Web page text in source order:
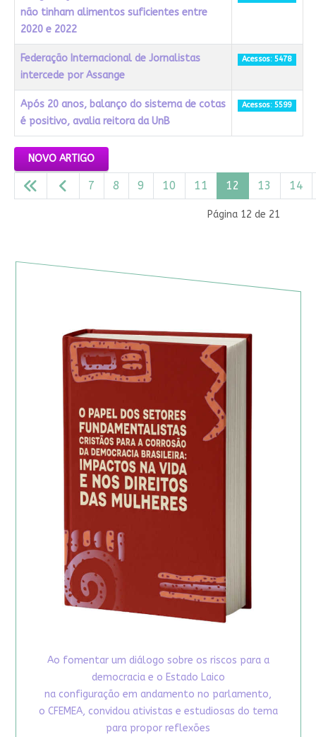
não tinham alimentos suficientes entre
2020 e 2022
Federação Internacional de Jornalistas
intercede por Assange
Acessos: 5478
Após 20 anos, balanço do sistema de cotas
é positivo, avalia reitora da UnB
Acessos: 5599
NOVO ARTIGO
Página 12 de 21
7 8 9 10 11 12 13 14
Ao fomentar um diálogo sobre os riscos para a
democracia e o Estado Laico
na configuração em andamento no parlamento,
o CFEMEA, convidou ativistas e estudiosas do tema
para propor reflexões